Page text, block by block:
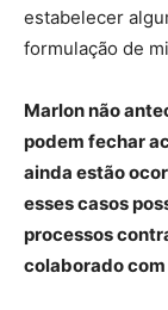
estabelecer
formulação de
Marlon não
podem fechar
ainda estão
esses casos
processos
colaborado